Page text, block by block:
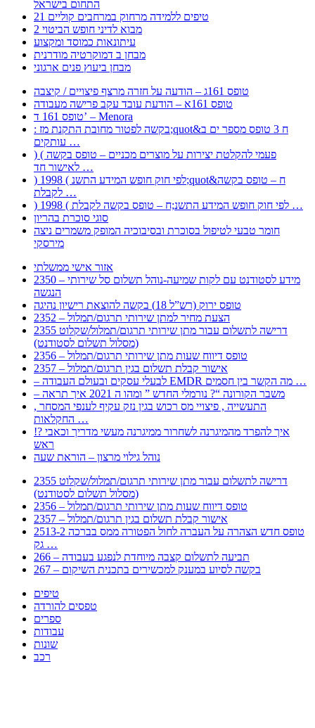
התחום בישראל
21 טיפים ללמידה מרחוק במרחבים קוליים
מבוא לדיני חופש הביטוי 2
עיתונאות כמוסד ומקצוע
מבחן ב דמוקרטיה מודרנית
מבחן ביעוץ פנים ארגוני
טופס 161ג – הודעה על חזרה מרצף פיצויים / קיצבה
טופס 161א – הודעת עובד עקב פרישה מעבודה
טופס 161 ד’ – Menora
: בקשה לפטור מחובת התקנת מז;quot&ח 3 טופס מספר ים ב
עותקים …
) ( פעמי להקלטת יצירות על מוצרים מכניים – טופס בקשה
לאישור חד …
) 1998 ( לפי חוק חופש המידע התשנ;quot&ח – טופס בקשה
לקבלת …
) 1998 ( לפי חוק חופש המידע התשנ;ח – טופס בקשה לקבלת …
סוגי סוכרת בהריון
חומר טבעי לטיפול בסוכרת ובסיבוכיה המופק משמרים ניצה
מירסקי
אזור אישי ממשלתי
2350 – מידע לסטודנט עם לקות שמיעה-נוהל תשלום סל שירותי
הנגשה
טופס ירוק (רש”ל 18) בקשה להוצאת רישיון נהיגה
2352 – הצעת מחיר למתן שירותי תרגום/תמלול
2355 דרישה לתשלום עבור מתן שירותי תרגום/תמלול/שקלוט
(מסלול תשלום לסטודנט)
2356 – טופס דיווח שעות מתן שירותי תרגום/תמלול
2357 – אישור קבלת תשלום בגין תרגום/תמלול
– לבעלי עסקים ובעולם העבודה EMDR מה הקשר בין חסמים …
– משבר הקורונה “? נורמלי החדש ” ומהו ה 2021 איך תראה
, התעשייה , פיצויי מס רכוש בגין נזק עקיף לענפי המסחר
החקלאות …
!? איך להפרד מהמיגרנה לשחרור ממיגרנה מעשי מדריך וכאבי
ראש
נוהל גילוי מרצון – הוראת שעה
2355 דרישה לתשלום עבור מתן שירותי תרגום/תמלול/שקלוט
(מסלול תשלום לסטודנט)
2356 – טופס דיווח שעות מתן שירותי תרגום/תמלול
2357 – אישור קבלת תשלום בגין תרגום/תמלול
2513-2 טופס חדש הצהרה על העברה לחול הפטורה ממס בברכה
גק …
266 – תביעה לתשלום קצבה מיוחדת לנפגע בעבודה
267 – בקשה לסיוע במענק למכשירים בתכנית השיקום
טיפים
טפסים להורדה
ספרים
עבודות
שונות
רכב